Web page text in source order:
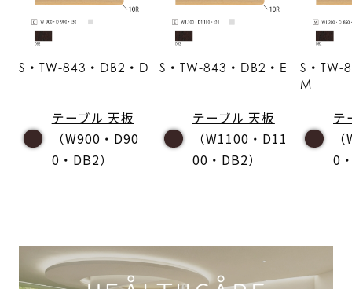
S・TW-843・DB2・D
テーブル 天板
（W900・D90
0・DB2）
S・TW-843・DB2・E
テーブル 天板
（W1100・D11
00・DB2）
S・TW-
M
テ
0